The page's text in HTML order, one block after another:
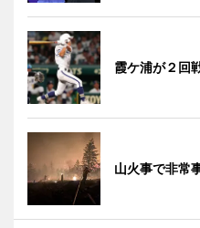
霞ケ浦が２
山火事で非常